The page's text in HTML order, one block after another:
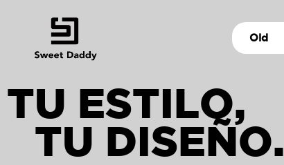
Old
TU ESTILO,
TU DISEÑO.